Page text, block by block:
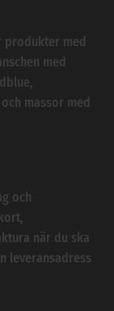
med
med
massor med
och
när du ska
leveransadress